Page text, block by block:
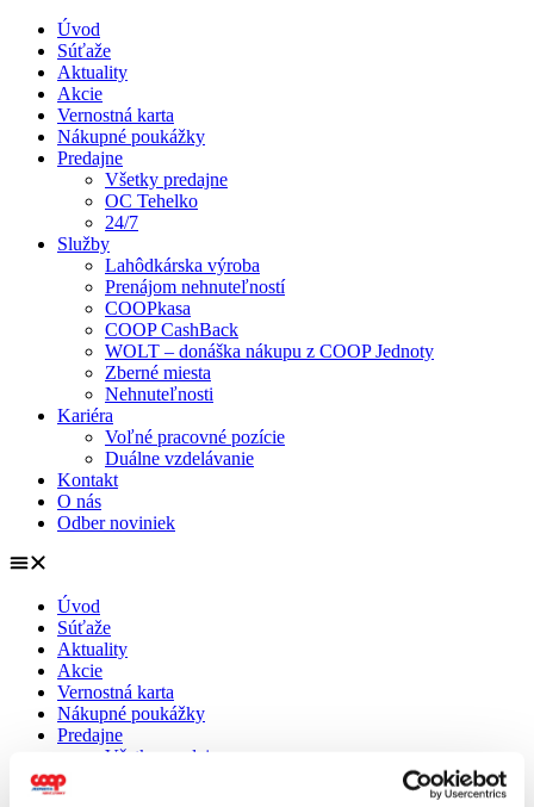
Úvod
Súťaže
Aktuality
Akcie
Vernostná karta
Nákupné poukážky
Predajne
Všetky predajne
OC Tehelko
24/7
Služby
Lahôdkárska výroba
Prenájom nehnuteľností
COOPkasa
COOP CashBack
WOLT – donáška nákupu z COOP Jednoty
Zberné miesta
Nehnuteľnosti
Kariéra
Voľné pracovné pozície
Duálne vzdelávanie
Kontakt
O nás
Odber noviniek
Úvod
Súťaže
Aktuality
Akcie
Vernostná karta
Nákupné poukážky
Predajne
Všetky predajne